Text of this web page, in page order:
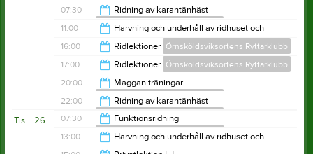
20:00
Örnsköldsviksortens Ryttarklubb
09:30
07:30
Ridning av karantänhäst
Örnsköldsviksortens Ryttarklubb
08:30
11:00
Harvning och underhåll av ridhuset och
utebanor sommartid
Örnsköldsviksortens Ryttarklubb
12:00
16:00 Ridlektioner Örnsköldsviksortens Ryttarklubb
20:00
17:00 Ridlektioner Örnsköldsviksortens Ryttarklubb
21:00
20:00
Maggan träningar
Örnsköldsviksortens Ryttarklubb
22:00
22:00
Ridning av karantänhäst
Örnsköldsviksortens Ryttarklubb
23:00
26
Tis 07:30
Funktionsridning
Örnsköldsviksortens Ryttarklubb
13:00
Harvning och underhåll av ridhuset och
utebanor sommartid